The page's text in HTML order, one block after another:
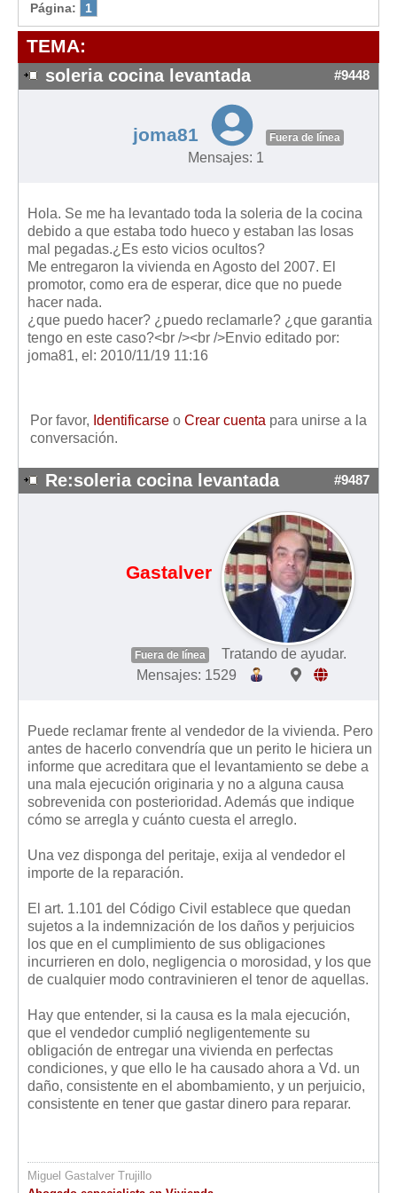
Requerimientos y comunicaciones
Formularios sobre Propiedad Horizontal
Modelos de Convocatoria de Junta de Propietarios
Modelos de Acta de Junta de Propietarios
Requerimientos y comunicaciones
Legislación sobre la Comunidad de Propietarios
Legislación sobre Adquisición de Vivienda en Propiedad
Legislación de interés práctico
Diccionario
Usuario
Página: 1
TEMA:
soleria cocina levantada #9448
joma81 Fuera de línea
Mensajes: 1
Hola. Se me ha levantado toda la soleria de la cocina
debido a que estaba todo hueco y estaban las losas
mal pegadas.¿Es esto vicios ocultos?
Me entregaron la vivienda en Agosto del 2007. El
promotor, como era de esperar, dice que no puede
hacer nada.
¿que puedo hacer? ¿puedo reclamarle? ¿que garantia
tengo en este caso?<br /><br />Envio editado por:
joma81, el: 2010/11/19 11:16
Por favor, Identificarse o Crear cuenta para unirse a la
conversación.
Re:soleria cocina levantada #9487
Gastalver
Fuera de línea
Tratando de ayudar.
Mensajes: 1529
Puede reclamar frente al vendedor de la vivienda. Pero
antes de hacerlo convendría que un perito le hiciera un
informe que acreditara que el levantamiento se debe a
una mala ejecución originaria y no a alguna causa
sobrevenida con posterioridad. Además que indique
cómo se arregla y cuánto cuesta el arreglo.
Una vez disponga del peritaje, exija al vendedor el
importe de la reparación.
El art. 1.101 del Código Civil establece que quedan
sujetos a la indemnización de los daños y perjuicios
los que en el cumplimiento de sus obligaciones
incurrieren en dolo, negligencia o morosidad, y los que
de cualquier modo contravinieren el tenor de aquellas.
Hay que entender, si la causa es la mala ejecución,
que el vendedor cumplió negligentemente su
obligación de entregar una vivienda en perfectas
condiciones, y que ello le ha causado ahora a Vd. un
daño, consistente en el abombamiento, y un perjuicio,
consistente en tener que gastar dinero para reparar.
Miguel Gastalver Trujillo